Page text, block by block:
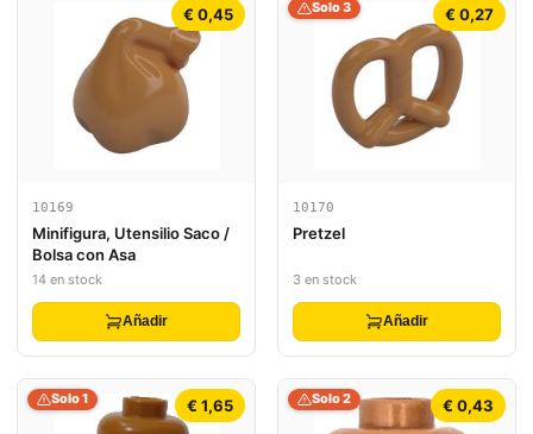
€ 0,45
10169
Minifigura, Utensilio Saco /
Bolsa con Asa
14 en stock
Añadir
€ 0,27
Solo 3
10170
Pretzel
3 en stock
Añadir
€ 1,65
Solo 1 € 0,43
Solo 2